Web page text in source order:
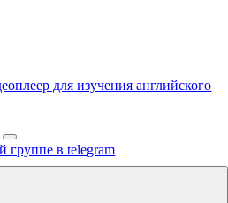
для изучения английского
Search